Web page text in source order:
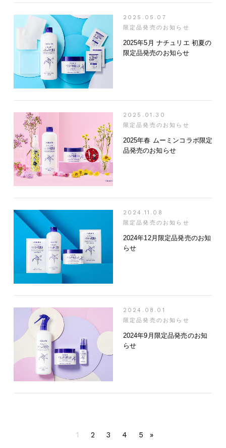
2025.05.07
限定品発売のお知らせ
2025年5月 ナチュリエ 初夏の
限定品発売のお知らせ
2025.01.30
限定品発売のお知らせ
2025年春 ムーミンコラボ限定
品発売のお知らせ
2024.11.08
限定品発売のお知らせ
2024年12月限定品発売のお知
らせ
2024.08.01
限定品発売のお知らせ
2024年9月限定品発売のお知
らせ
1 2 3 4 5 »